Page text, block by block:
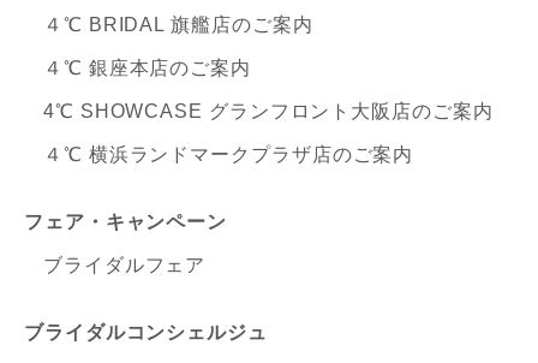
４℃ BRIDAL 旗艦店のご案内
４℃ 銀座本店のご案内
4℃ SHOWCASE グランフロント大阪店のご案内
４℃ 横浜ランドマークプラザ店のご案内
フェア・キャンペーン
ブライダルフェア
ブライダルコンシェルジュ